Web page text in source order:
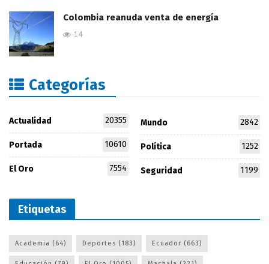
Colombia reanuda venta de energía
14
Categorías
Actualidad 20355
Portada 10610
El Oro 7554
Mundo 2842
Política 1252
Seguridad 1199
Etiquetas
Academia (64) Deportes (183) Ecuador (663)